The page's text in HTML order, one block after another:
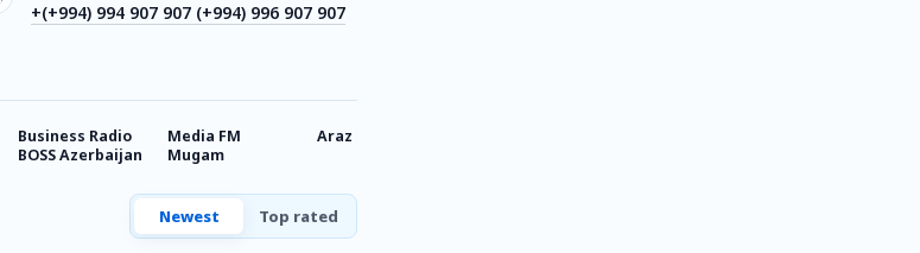
+(+994) 994 907 907 (+994) 996 907 907
Business Radio
BOSS Azerbaijan
Media FM
Mugam
Araz FM 103.3
Newest Top rated